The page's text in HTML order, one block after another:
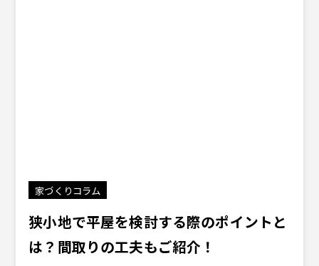
家づくりコラム
狭小地で平屋を検討する際のポイントと
は？間取りの工夫もご紹介！